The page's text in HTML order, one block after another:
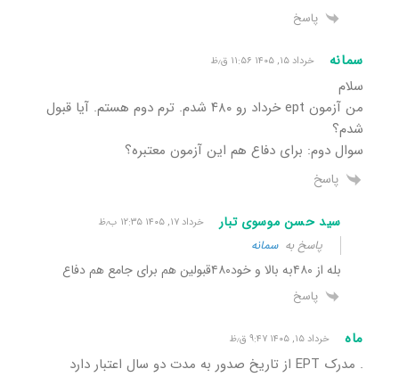
پاسخ
سمانه خرداد ۱۵, ۱۴۰۵ ۱۱:۵۶ ق٫ظ
سلام
من آزمون ept خرداد رو ۴۸۰ شدم. ترم دوم هستم. آیا قبول
شدم؟
سوال دوم: برای دفاع هم این آزمون معتبره؟
پاسخ
سید حسن موسوی تبار خرداد ۱۷, ۱۴۰۵ ۱۲:۳۵ ب٫ظ
پاسخ بهسمانه
بله از ۴۸۰به بالا و خود۴۸۰قبولین هم برای جامع هم دفاع
پاسخ
ماه خرداد ۱۵, ۱۴۰۵ ۹:۴۷ ق٫ظ
. مدرک EPT از تاریخ صدور به مدت دو سال اعتبار دارد